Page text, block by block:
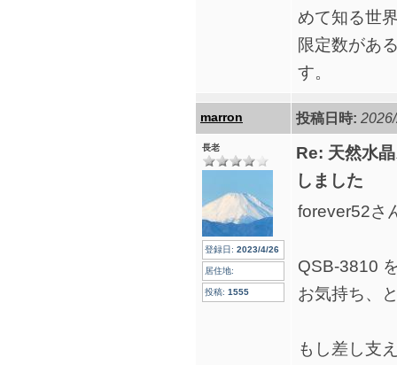
めて知る世
限定数があ
す。
marron 投稿日時:
長老
登録日: 2023/4/26
居住地:
投稿: 1555
Re: 天然水
しました
forever52さ
QSB-3810
お気持ち、
もし差し支